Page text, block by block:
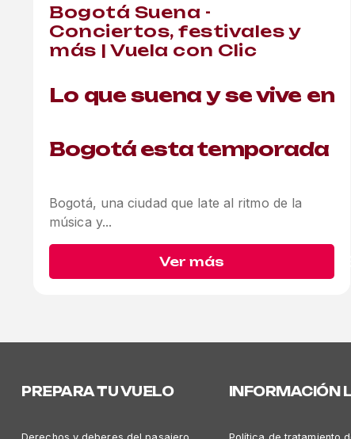
Bogotá Suena -
Conciertos, festivales y
más | Vuela con Clic
Lo que suena y se vive en
Bogotá esta temporada
Bogotá, una ciudad que late al ritmo de la
música y...
Ver más
PREPARA TU VUELO INFORMACIÓN